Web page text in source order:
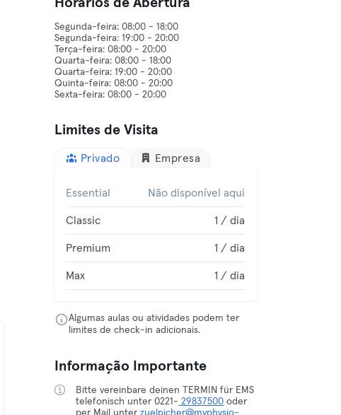
Horários de Abertura
Segunda-feira: 08:00 - 18:00
Segunda-feira: 19:00 - 20:00
Terça-feira: 08:00 - 20:00
Quarta-feira: 08:00 - 18:00
Quarta-feira: 19:00 - 20:00
Quinta-feira: 08:00 - 20:00
Limites de Visita
Privado Empresa
Essential Não disponível aqui
Classic 1 / dia
Premium 1 / dia
Max 1 / dia
Algumas aulas ou atividades podem ter
limites de check-in adicionais.
Informação Importante
Bitte vereinbare deinen TERMIN für EMS
telefonisch unter 0221- 29837500 oder
per Mail unterzuelpicher@myphysio-